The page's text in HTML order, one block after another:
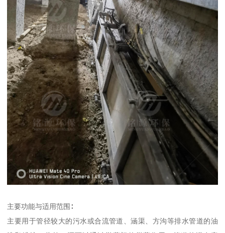
主要功能与适用范围∶
主要用于管径较大的污水或合流管道、涵渠、方沟等排水管道的油